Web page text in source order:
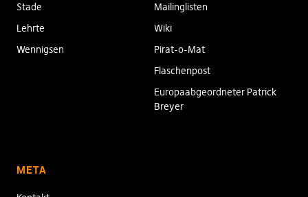
Stade
Lehrte
Wennigsen
Mailinglisten
Wiki
Pirat-o-Mat
Flaschenpost
Europaabgeordneter Patrick
Breyer
META